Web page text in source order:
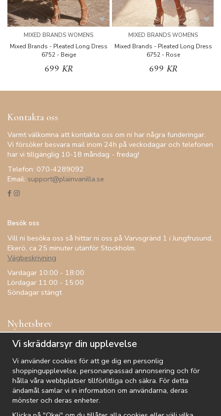
MIXED BRANDS WOMENS
Mixed Brands - Pleated Long Dress
6752 - Beige
699 KR
MIXED BRANDS WOMENS
Mixed Brands - Pleated Long Dress
6752 - Rose
699 KR
Kontakta oss
Varmt välkomna att kontakta oss om ni har några funderingar.
Vi försöker besvara mail inom 24h på veckodagar och telefonen
har vi tillgänglig 10-18 måndag - fredag!
Telefon: 070-4289092
Email: support@plainvanilla.se
Besök oss
Vill ni besöka oss så hittar ni oss på Varvsgränd 1 i Jungfrusund,
Ekerö, ca 25 minuter utanför Stockholm.
Vägbeskrivning
Vardagar 10:00 - 18:00
Lördagar 11:00 - 15:00
Söndagar stängt
Nyhetsbrev
Få inspiration, förtur till kampanjer, specialerbjudanden och
De uppgifter du matar in kommer endast användas till våra nyhetsbrev.
Vi skräddarsyr din upplevelse
Vi använder cookies för att ge dig en personlig
shoppingupplevelse, personanpassad annonsering och för
hålla våra webbplatser tillförlitliga och säkra. För detta
ändamål samlar vi in information om användarna, deras
mönster och deras enheter.